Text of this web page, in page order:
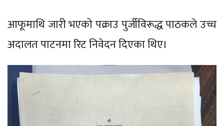
आफूमाथि जारी भएको पक्राउ पुर्जीविरूद्ध पाठकले उच्च
अदालत पाटनमा रिट निवेदन दिएका थिए।